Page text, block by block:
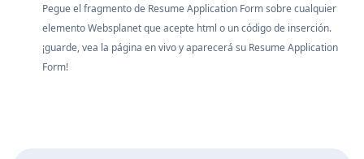
Pegue el fragmento de Resume Application Form sobre cualquier
elemento Websplanet que acepte html o un código de inserción.
¡guarde, vea la página en vivo y aparecerá su Resume Application
Form!